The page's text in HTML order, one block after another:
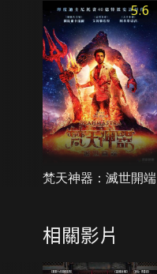
5.6
梵天神器：滅世開端
相關影片